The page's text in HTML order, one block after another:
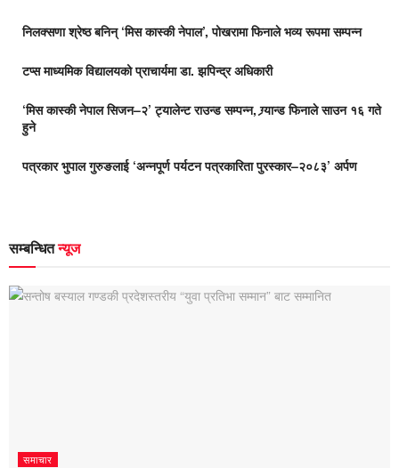
निलक्सणा श्रेष्ठ बनिन् ‘मिस कास्की नेपाल’, पोखरामा फिनाले भव्य रूपमा सम्पन्न
टप्स माध्यमिक विद्यालयको प्राचार्यमा डा. झपिन्द्र अधिकारी
‘मिस कास्की नेपाल सिजन–२’ ट्यालेन्ट राउन्ड सम्पन्न, ग्र्यान्ड फिनाले साउन १६ गते
हुने
पत्रकार भुपाल गुरुङलाई ‘अन्नपूर्ण पर्यटन पत्रकारिता पुरस्कार–२०८३’ अर्पण
सम्बन्धितन्यूज
समाचार